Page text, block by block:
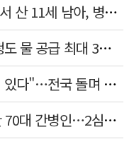
"침대에 결박, 탈진"…평생 교회서 산 11세 남아, 병원 이송 끝 숨져
박권현 청도군수, 국무총리에 "청도 물 공급 최대 3만t 늘려달라"
"경로당 통장에 비밀번호가 적혀 있다"…전국 돌며 경로당 13곳 턴 30대 구속
휠체어 환자 발로 밀어 숨지게 한 70대 간병인…2심도 집행유예